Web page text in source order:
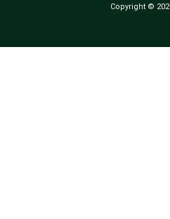
Copyright ©